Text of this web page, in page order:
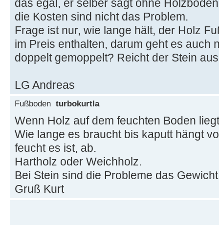
das egal, er selber sagt ohne
die Kosten sind nicht das Problem.
Frage ist nur, wie lange hält, der Holz
im Preis enthalten, darum geht es auch
doppelt gemoppelt? Reicht der Stein
LG Andreas
Fußboden turbokurtla
Wenn Holz auf dem feuchten Boden
Wie lange es braucht bis kaputt hängt
feucht es ist, ab.
Hartholz oder Weichholz.
Bei Stein sind die Probleme das
Gruß Kurt